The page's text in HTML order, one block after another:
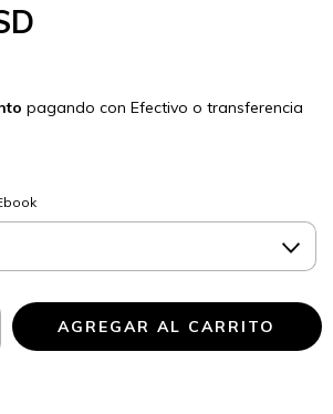
pagando con Efectivo o transferencia